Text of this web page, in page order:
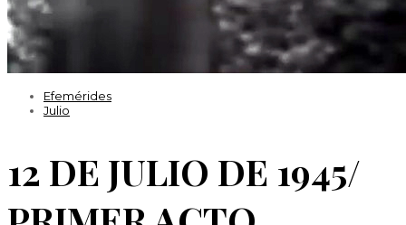
Efemérides
Julio
12 DE JULIO DE 1945/